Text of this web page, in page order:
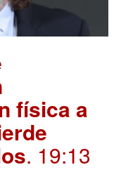
física a
. 19:13